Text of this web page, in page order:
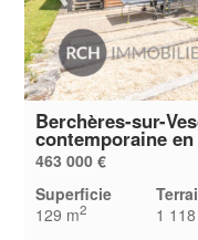
Berchères-sur-
contemporaine
463 000 €
Superficie
129 m2
1